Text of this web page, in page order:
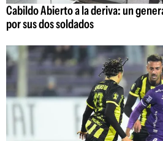
Cabildo Abierto a la deriva: un
por sus dos soldados